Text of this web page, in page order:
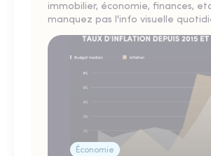
immobilier, économie, finances,
manquez pas l'info visuelle
Économie